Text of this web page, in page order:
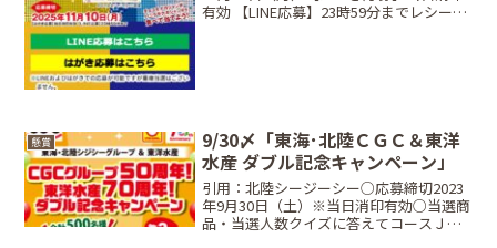
有効 【LINE応募】23時59分までレシート
懸賞
9/30〆「東海･北陸ＣＧＣ＆東洋
水産 ダブル記念キャンペーン」
引用：北陸シージーシー○応募締切2023
年9月30日（土）※当日消印有効○当選商
品・当選人数クイズに答えてコースＪＴ